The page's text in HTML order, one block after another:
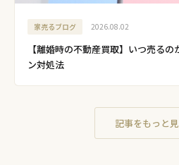
家売るブログ 2026.08.02
【離婚時の不動産買取】いつ売る
ン対処法
記事をもっと